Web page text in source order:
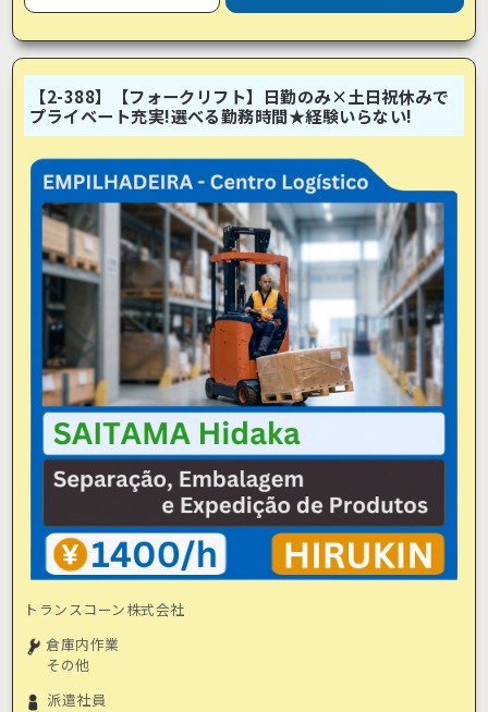
【2-388】【フォークリフト】日勤のみ×土日祝休みで
プライベート充実!選べる勤務時間★経験いらない!
トランスコーン株式会社
倉庫内作業
その他
派遣社員